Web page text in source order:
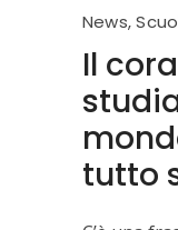
News,
Il
tutto